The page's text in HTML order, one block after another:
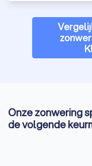
Onze zonwering
de volgende